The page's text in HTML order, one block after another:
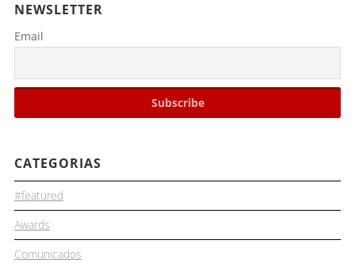
NEWSLETTER
Email
CATEGORIAS
#featured
Awards
Comunicados